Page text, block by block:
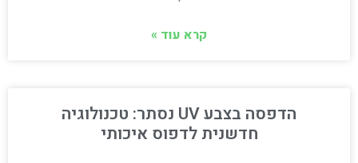
קרא עוד »
הדפסה בצבע UV נסתר: טכנולוגיה
חדשנית לדפוס איכותי